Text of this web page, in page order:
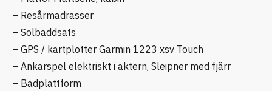
– Resårmadrasser
– Solbäddsats
– GPS / kartplotter Garmin 1223 xsv Touch
– Ankarspel elektriskt i aktern, Sleipner med fjärr
– Badplattform